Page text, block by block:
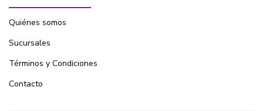
Quiénes somos
Sucursales
Términos y Condiciones
Contacto